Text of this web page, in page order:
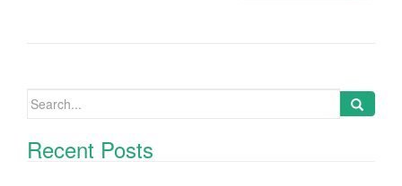
Search
Recent Posts